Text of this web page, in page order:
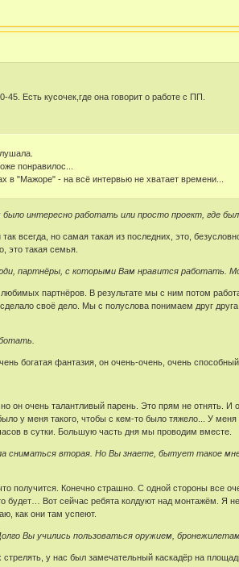
Есть кусочек,где она говорит о работе с ПП.
понравилос...
в "Мажоре" - на всё интервью не хватает времени...
интересно работать или просто проект, где
всегда, но самая такая из последних, это,
это такая семья.
партнёры, с которыми Вам нравится работать.
партнёров. В результате мы с ним потом
своё дело. Мы с полуслова понимаем друг
богатая фантазия, он очень-очень, очень
он очень талантливый парень. Это прям не отнять. И
у меня такого, чтобы с кем-то было тяжело... У
в сутки. Большую часть дня мы проводим вместе.
вторая. Но Вы знаете, бытует такое
получится. Конечно страшно. С одной стороны все
будет… Вот сейчас ребята колдуют над монтажём. Я
как они там успеют.
Вы учились пользоваться оружием,
у нас был замечательный каскадёр на